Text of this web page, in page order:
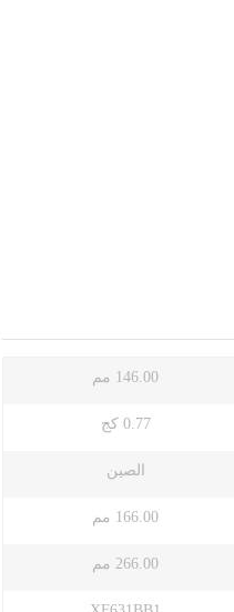
146.00 مم
0.77 كج
الصين
166.00 مم
266.00 مم